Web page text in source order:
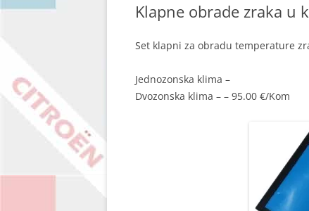
Klapne obrade zraka u
Set klapni za obradu temperature
Jednozonska klima –
Dvozonska klima – – 95.00 €/Kom